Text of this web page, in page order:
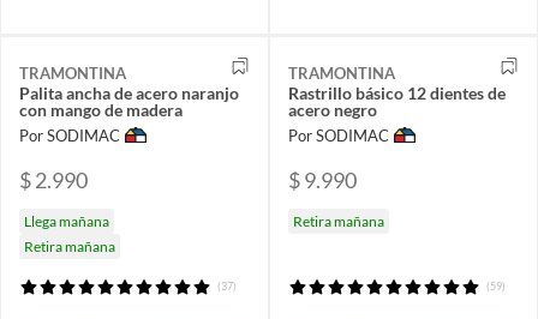
TRAMONTINA
Palita ancha de acero naranjo
con mango de madera
Por SODIMAC
$ 2.990
Llega mañana
Retira mañana
(37)
TRAMONTINA
Rastrillo básico 12 dientes de
acero negro
Por SODIMAC
$ 9.990
Retira mañana
(59)